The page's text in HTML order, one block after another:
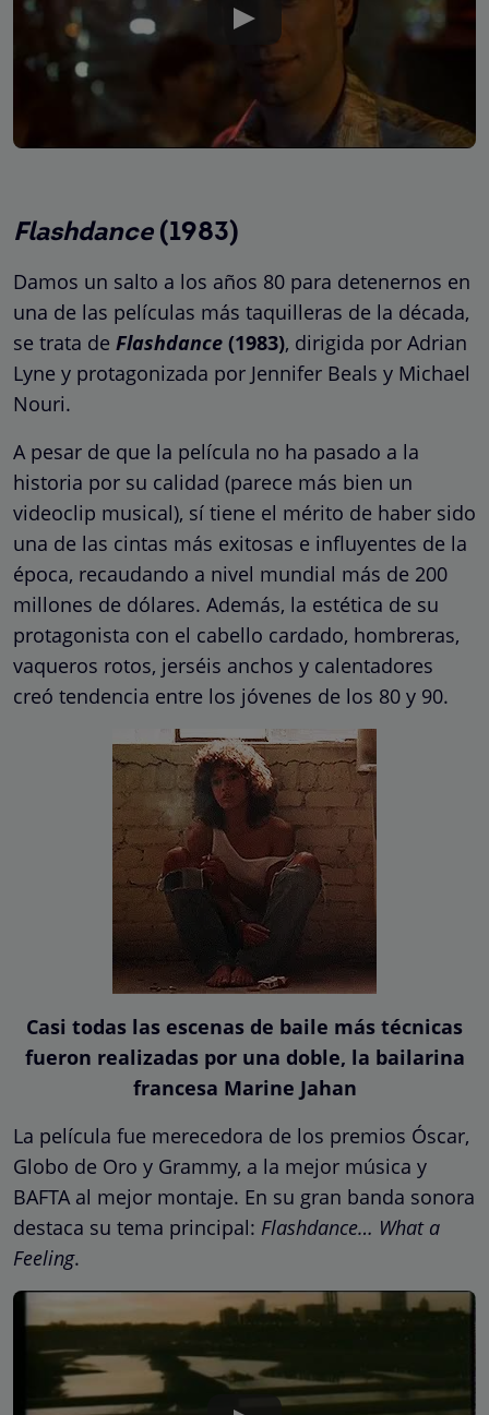
Flashdance(1983)
Damos un salto a los años 80 para detenernos en
una de las películas más taquilleras de la década,
se trata de Flashdance (1983), dirigida por Adrian
Lyne y protagonizada por Jennifer Beals y Michael
Nouri.
A pesar de que la película no ha pasado a la
historia por su calidad (parece más bien un
videoclip musical), sí tiene el mérito de haber sido
una de las cintas más exitosas e influyentes de la
época, recaudando a nivel mundial más de 200
millones de dólares. Además, la estética de su
protagonista con el cabello cardado, hombreras,
vaqueros rotos, jerséis anchos y calentadores
creó tendencia entre los jóvenes de los 80 y 90.
Casi todas las escenas de baile más técnicas
fueron realizadas por una doble, la bailarina
francesa Marine Jahan
La película fue merecedora de los premios Óscar,
Globo de Oro y Grammy, a la mejor música y
BAFTA al mejor montaje. En su gran banda sonora
destaca su tema principal: Flashdance… What a
Feeling.